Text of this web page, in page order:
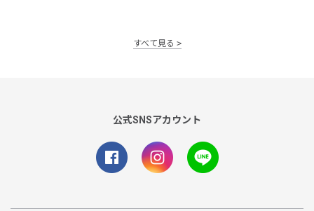
すべて見る
公式SNSアカウント